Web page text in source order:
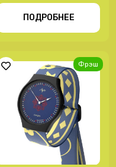
ПОДРОБНЕЕ
Фрэш